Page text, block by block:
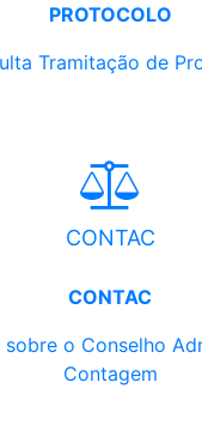
PROTOCOLO
Tramitação de
CONTAC
CONTAC
sobre o Conselho
Contagem